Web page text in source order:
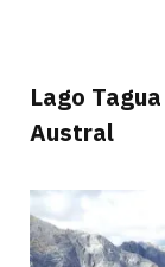
Lago
Austral